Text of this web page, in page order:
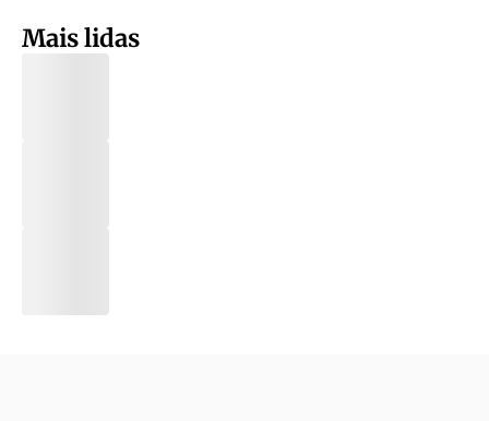
Mais lidas